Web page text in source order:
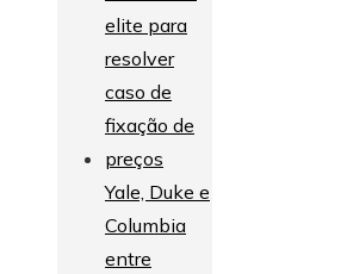
Yale, Duke e
Columbia
entre